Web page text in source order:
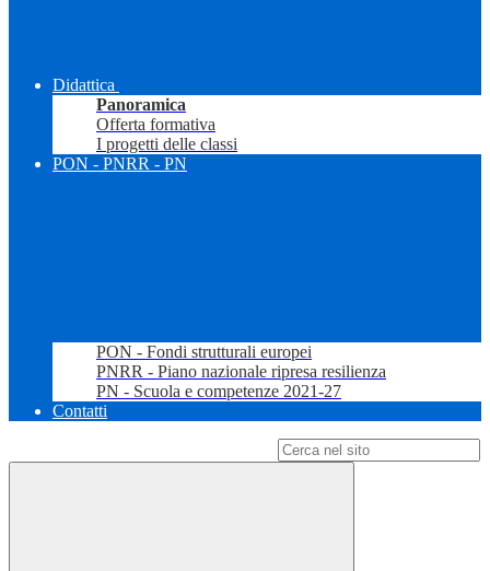
Didattica
Panoramica
Offerta formativa
I progetti delle classi
PON - PNRR - PN
PON - Fondi strutturali europei
PNRR - Piano nazionale ripresa resilienza
PN - Scuola e competenze 2021-27
Contatti